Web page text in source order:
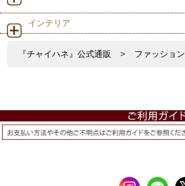
インテリア
『チャイハネ』公式通販 > ファッション